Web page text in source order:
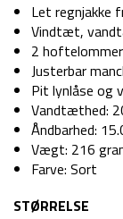
Let regnjakke
Vindtæt,
2 hoftelommer
Justerbar
Pit lynlåse og
Vandtæthed:
Åndbarhed:
Vægt: 216
Farve: Sort
STØRRELSE